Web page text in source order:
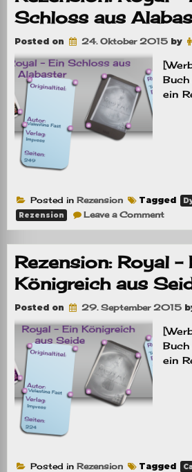
Schloss aus
Posted on 24. Oktober 2015 by
ein
Posted in Rezension Tagged
Rezension Leave a Commenton
Royal
–
Ein
aus
Rezension: Royal –
Königreich aus
Posted on 29. September 2015
ein
Posted in Rezension Tagged